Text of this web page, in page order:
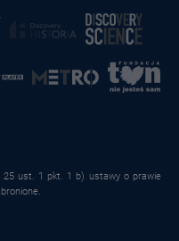
25 ust. 1 pkt. 1 b) ustawy o prawie